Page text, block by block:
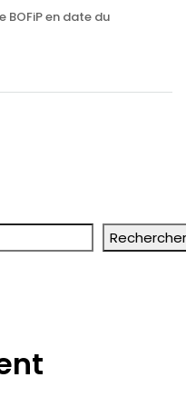
BOFiP en date du
Rechercher